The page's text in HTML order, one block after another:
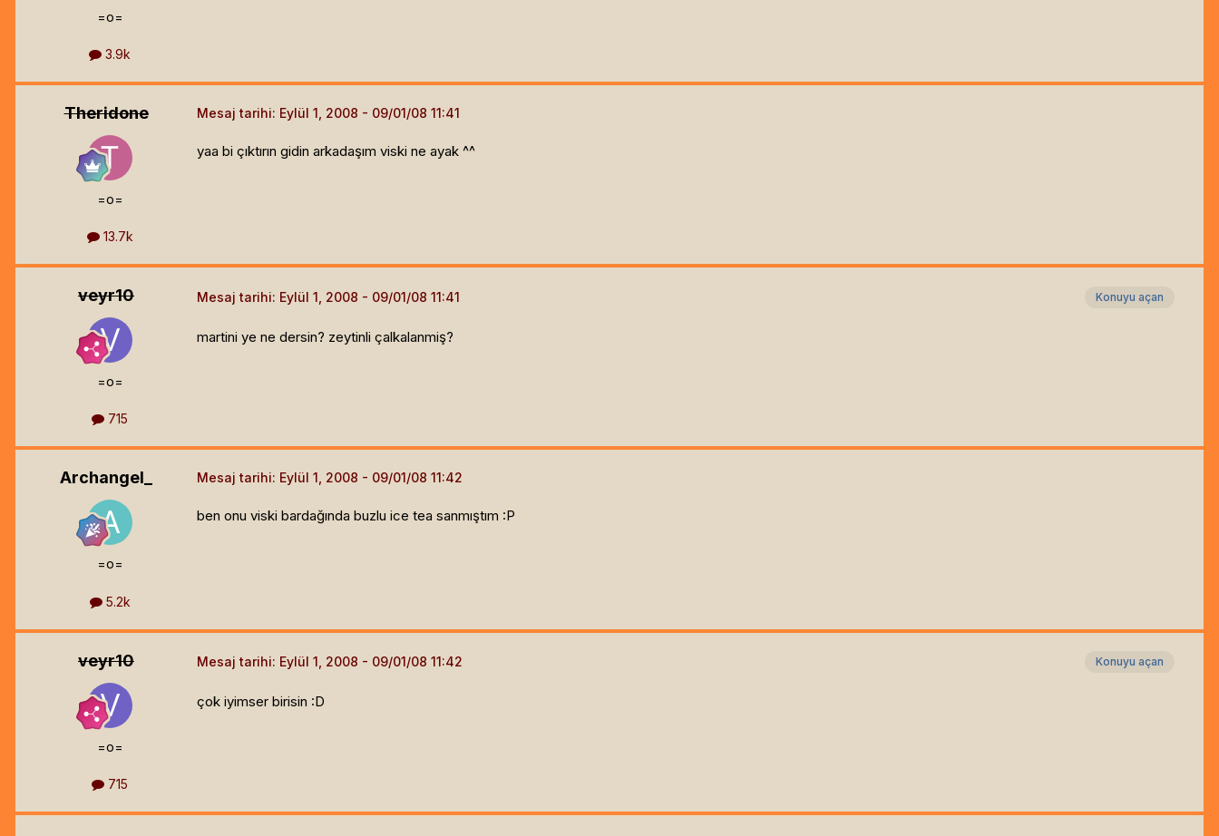
=o=
3.9k
Theridone
=o=
13.7k
Mesaj tarihi: Eylül 1, 2008
yaa bi çıktırın gidin arkadaşım viski ne ayak ^^
veyr10
=o=
715
Konuyu açan
Mesaj tarihi: Eylül 1, 2008
martini ye ne dersin? zeytinli çalkalanmiş?
Archangel_
=o=
5.2k
Mesaj tarihi: Eylül 1, 2008
ben onu viski bardağında buzlu ice tea sanmıştım :P
veyr10
=o=
715
Konuyu açan
Mesaj tarihi: Eylül 1, 2008
çok iyimser birisin :D